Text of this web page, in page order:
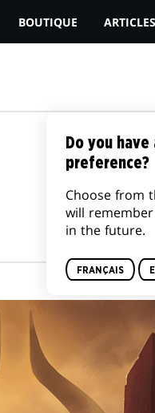
BOUTIQUE ARTICLES
Do you
preference?
Choose from
will
in the future.
FRANÇAIS